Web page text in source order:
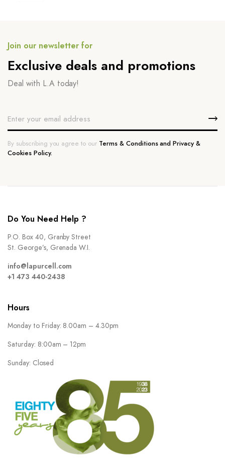
Join our newsletter for
Exclusive deals and promotions
Deal with L.A today!
By subscribing you agree to our Terms & Conditions and Privacy &
Cookies Policy.
Do You Need Help ?
P.O. Box 40, Granby Street
St. George’s, Grenada W.I.
info@lapurcell.com
+1 473 440-2438
Hours
Monday to Friday: 8.00am – 4.30pm
Saturday: 8:00am – 12pm
Sunday: Closed